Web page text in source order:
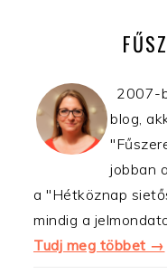
OLDALSÁV
2007-
blog,
jobban
a "Hétköznap
mindig a
Tudj meg többet →